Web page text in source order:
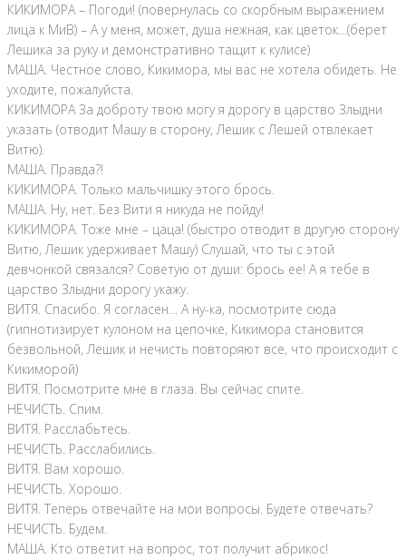
КИКИМОРА – Погоди! (повернулась со скорбным выражением
лица к МиВ) – А у меня, может, душа нежная, как цветок…(берет
Лешика за руку и демонстративно тащит к кулисе)
МАША. Честное слово, Кикимора, мы вас не хотела обидеть. Не
уходите, пожалуйста.
КИКИМОРА За доброту твою могу я дорогу в царство Злыдни
указать (отводит Машу в сторону, Лешик с Лешей отвлекает
Витю).
МАША. Правда?!
КИКИМОРА. Только мальчишку этого брось.
МАША. Ну, нет. Без Вити я никуда не пойду!
КИКИМОРА. Тоже мне – цаца! (быстро отводит в другую сторону
Витю, Лешик удерживает Машу) Слушай, что ты с этой
девчонкой связался? Советую от души: брось ее! А я тебе в
царство Злыдни дорогу укажу.
ВИТЯ. Спасибо. Я согласен… А ну-ка, посмотрите сюда
(гипнотизирует кулоном на цепочке, Кикимора становится
безвольной, Лешик и нечисть повторяют все, что происходит с
Кикиморой)
ВИТЯ. Посмотрите мне в глаза. Вы сейчас спите.
НЕЧИСТЬ. Спим.
ВИТЯ. Расслабьтесь.
НЕЧИСТЬ. Расслабились.
ВИТЯ. Вам хорошо.
НЕЧИСТЬ. Хорошо.
ВИТЯ. Теперь отвечайте на мои вопросы. Будете отвечать?
НЕЧИСТЬ. Будем.
МАША. Кто ответит на вопрос, тот получит абрикос!